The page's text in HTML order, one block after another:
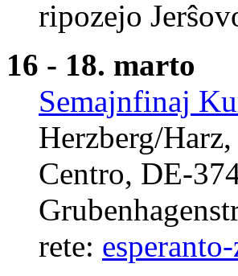
ripozejo
16 - 18. marto
Semajnfinaj
Herzberg/
Centro, DE-
rete: